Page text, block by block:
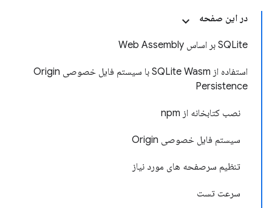
در این صفحه
SQLite بر اساس Web Assembly
استفاده از SQLite Wasm با سیستم فایل خصوصی Origin
Persistence
نصب کتابخانه از npm
سیستم فایل خصوصی Origin
تنظیم سرصفحه های مورد نیاز
سرعت تست